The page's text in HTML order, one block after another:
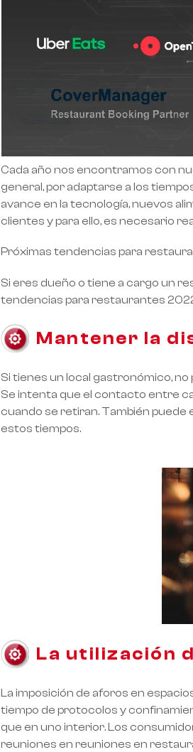
Cada año nos encontramos con
general, por adaptarse a los
avance en la tecnología, nuevos
clientes y para ello, es necesario
Próximas tendencias para
Si eres dueño o tiene a cargo un
tendencias para restaurantes
Mantener la
Si tienes un local gastronómico,
Se intenta que el contacto entre
cuando se retiran. También puede
estos tiempos.
La utilización
La imposición de aforos en
tiempo de protocolos y
que en uno interior. Los
reuniones en reuniones en